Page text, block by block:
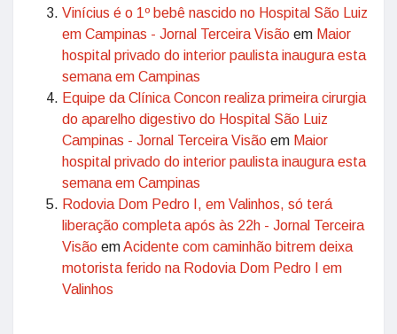
Vinícius é o 1º bebê nascido no Hospital São Luiz
em Campinas - Jornal Terceira Visão em Maior
hospital privado do interior paulista inaugura esta
semana em Campinas
Equipe da Clínica Concon realiza primeira cirurgia
do aparelho digestivo do Hospital São Luiz
Campinas - Jornal Terceira Visão em Maior
hospital privado do interior paulista inaugura esta
semana em Campinas
Rodovia Dom Pedro I, em Valinhos, só terá
liberação completa após às 22h - Jornal Terceira
Visão emAcidente com caminhão bitrem deixa
motorista ferido na Rodovia Dom Pedro I em
Valinhos